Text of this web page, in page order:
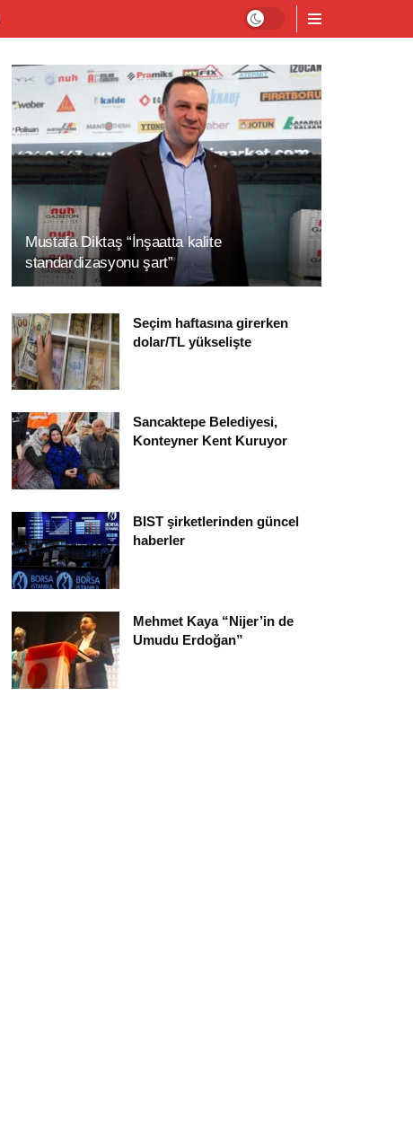
Mustafa Diktaş “İnşaatta kalite
standardizasyonu şart”
Seçim haftasına girerken
dolar/TL yükselişte
Sancaktepe Belediyesi,
Konteyner Kent Kuruyor
BIST şirketlerinden güncel
haberler
Mehmet Kaya “Nijer’in de
Umudu Erdoğan”